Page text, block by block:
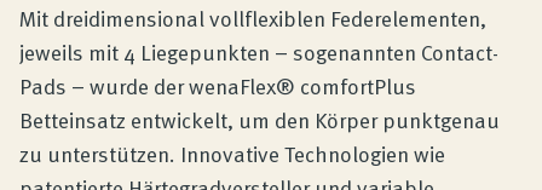
Mit dreidimensional vollflexiblen Federelementen,
jeweils mit 4 Liegepunkten – sogenannten Contact-
Pads – wurde der wenaFlex® comfortPlus
Betteinsatz entwickelt, um den Körper punktgenau
zu unterstützen. Innovative Technologien wie